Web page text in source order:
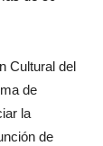
Cultural del
de
la
de